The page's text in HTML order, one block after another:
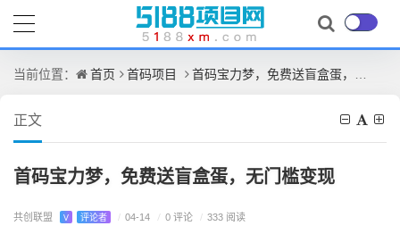
当前位置： 首页 首码项目 首码宝力梦，免费送盲盒蛋，无门槛变现
正文
首码宝力梦，免费送盲盒蛋，无门槛变现
共创联盟 V 评论者 / 04-14 / 0 评论 / 333 阅读